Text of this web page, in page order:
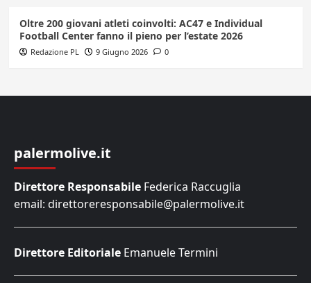
Oltre 200 giovani atleti coinvolti: AC47 e Individual
Football Center fanno il pieno per l’estate 2026
Redazione PL 9 Giugno 2026 0
palermolive.it
Direttore Responsabile Federica Raccuglia
email: direttoreresponsabile@palermolive.it
Direttore Editoriale Emanuele Termini